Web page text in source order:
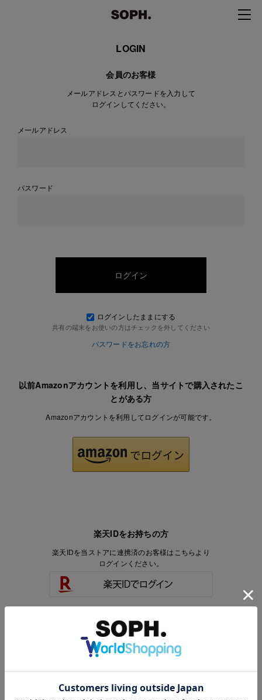
LOGIN
会員のお客様
メールアドレスとパスワードを入力して
ログインしてください。
メールアドレス
パスワード
ログインしたままにする
共有の端末をお使いの方はチェックを外してください
パスワードをお忘れの方
以前Amazonアカウントを利用し、当サイトで購入されたこ
とがある方
Amazonアカウントを利用してログインが可能です。
楽天IDをお持ちの方
楽天IDを当ストアに連携済のお客様はこちらより
ログインください。
楽天IDをお持ちで、当ストアのアカウントを
お持ちでないお客様はこちらより
会員登録いただけます。